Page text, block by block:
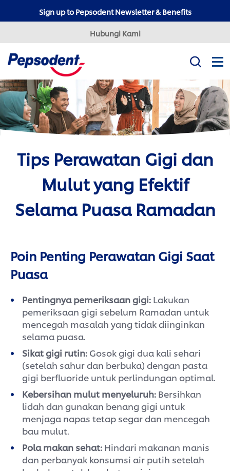
Sign up to Pepsodent Newsletter & Benefits
Hubungi Kami
Misi Kami
Produk
Tips Kesehatan Gigi
Professional
Pepsodent Expert
Pepsodent Ultra White
Tanya Dokter Gigi
Tips Perawatan Gigi dan
Mulut yang Efektif
Selama Puasa Ramadan
Poin Penting Perawatan Gigi Saat
Puasa
Pentingnya pemeriksaan gigi: Lakukan
pemeriksaan gigi sebelum Ramadan untuk
mencegah masalah yang tidak diinginkan
selama puasa.
Sikat gigi rutin: Gosok gigi dua kali sehari
(setelah sahur dan berbuka) dengan pasta
gigi berfluoride untuk perlindungan optimal.
Kebersihan mulut menyeluruh: Bersihkan
lidah dan gunakan benang gigi untuk
menjaga napas tetap segar dan mencegah
bau mulut.
Pola makan sehat: Hindari makanan manis
dan perbanyak konsumsi air putih setelah